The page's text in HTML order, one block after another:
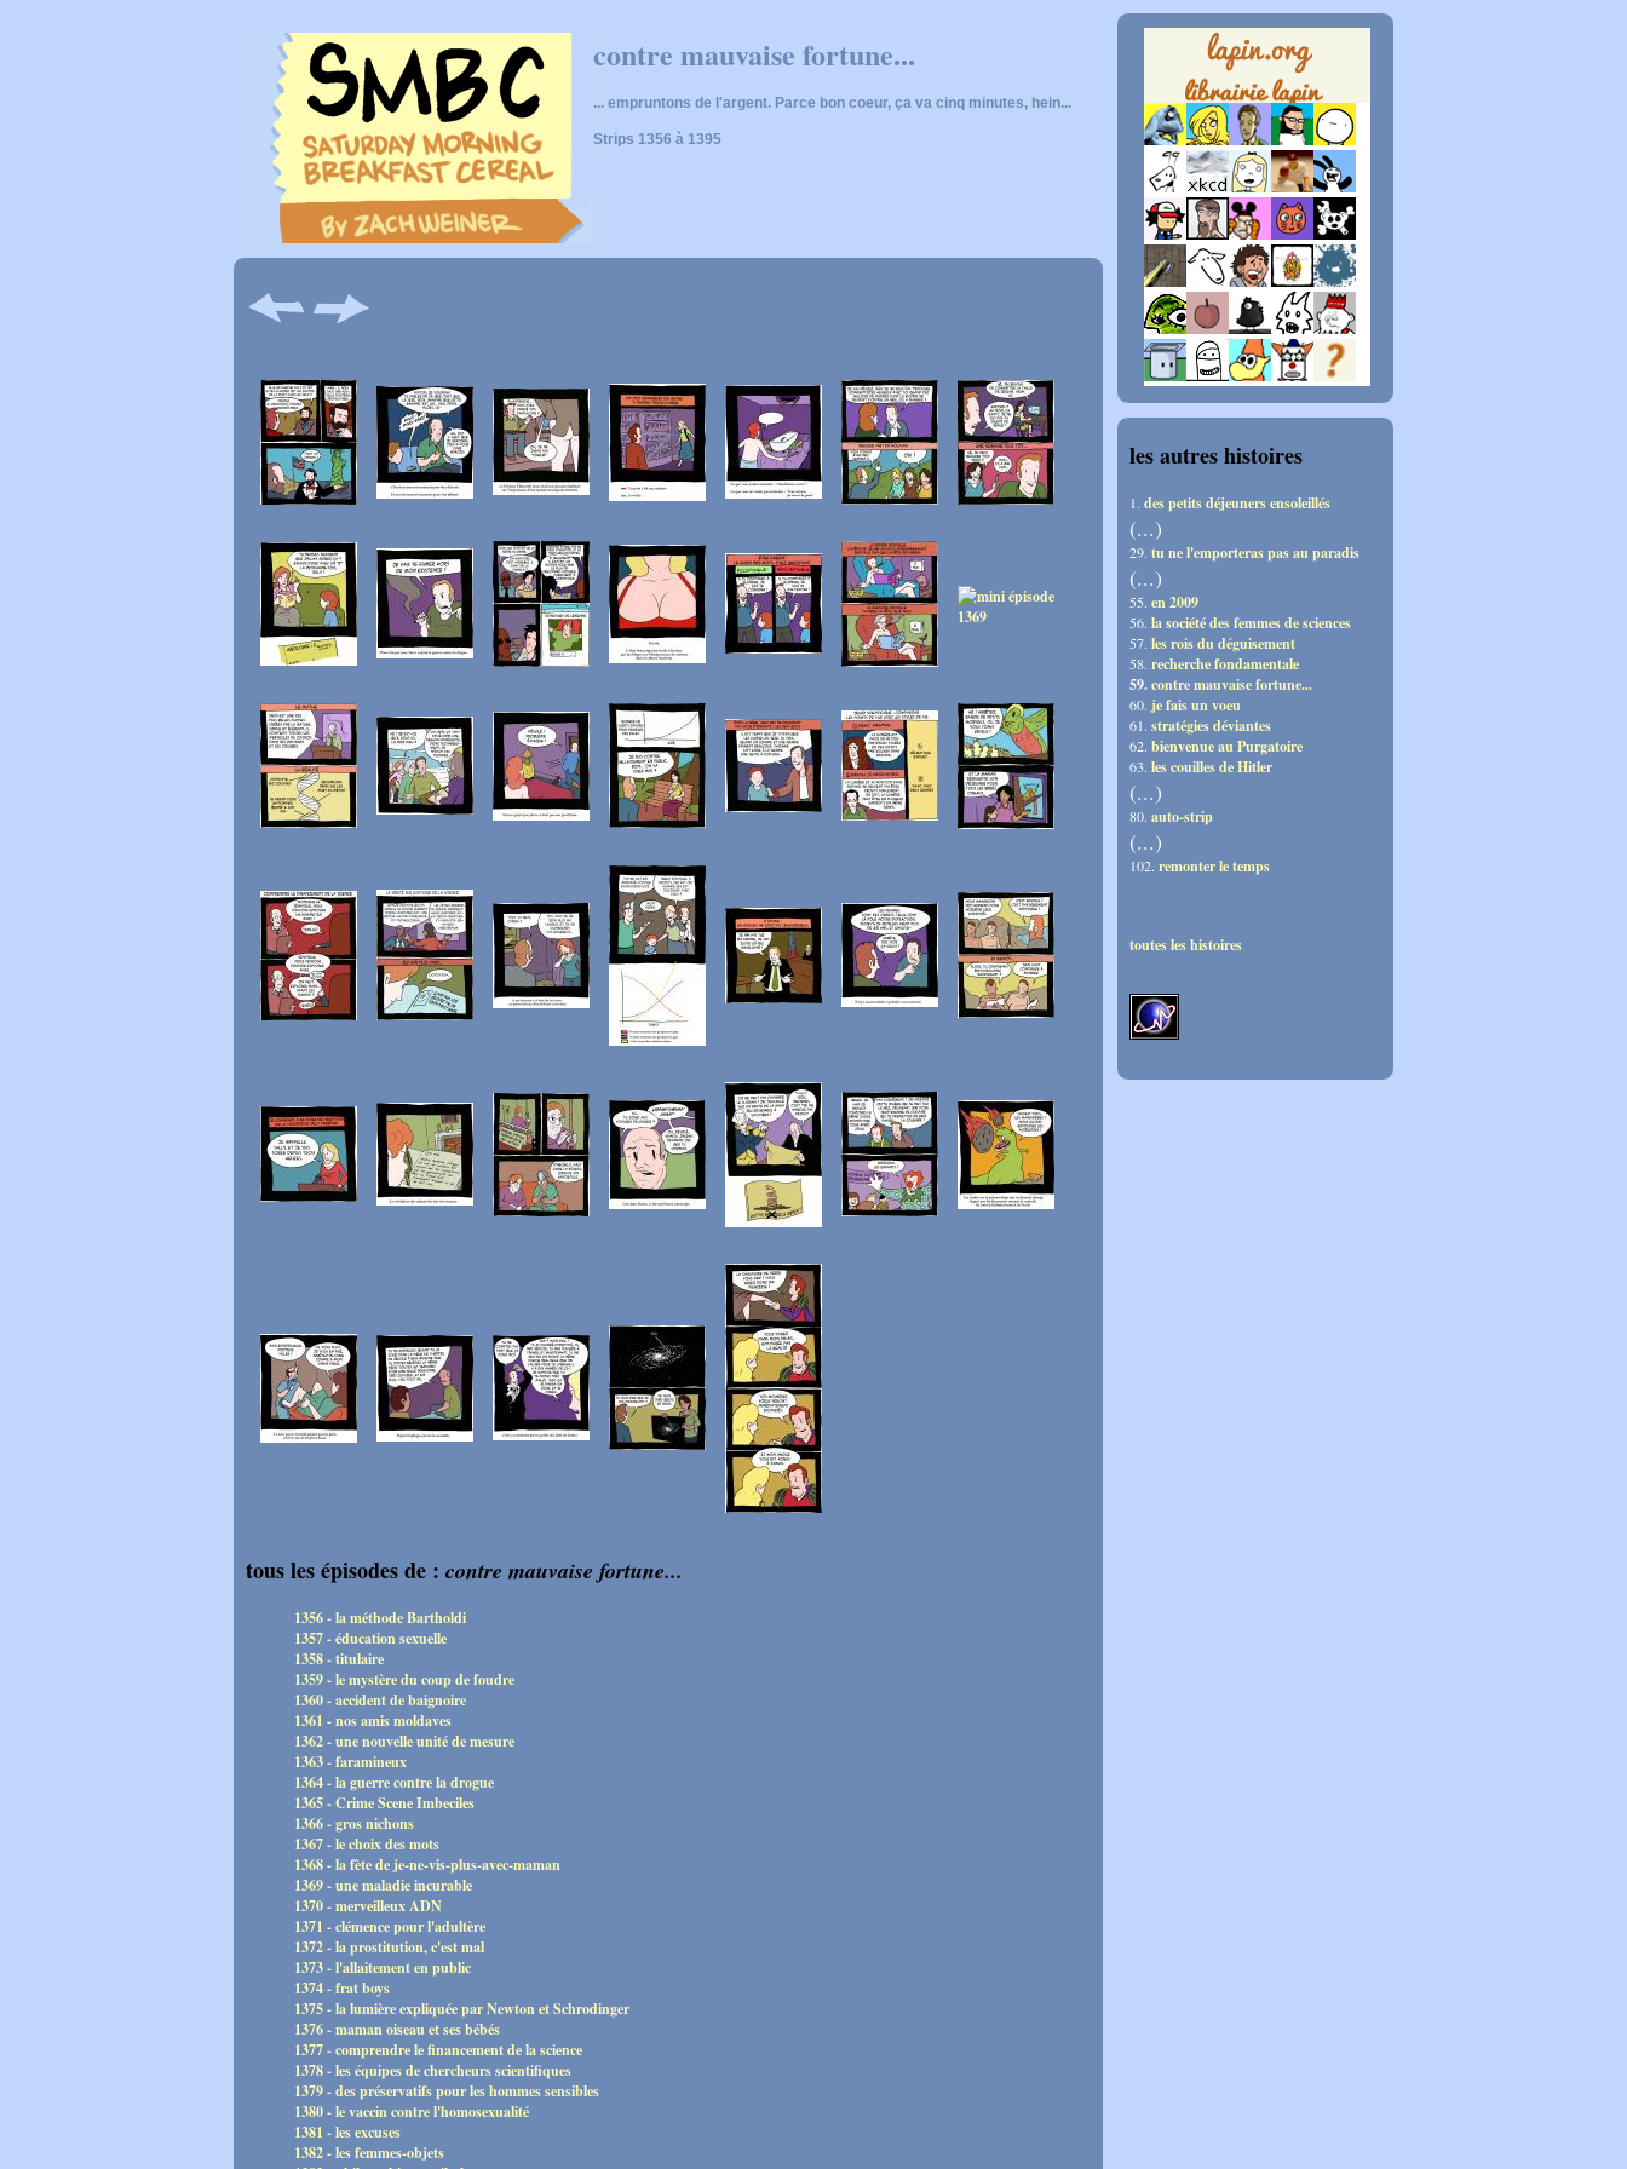
contre mauvaise fortune...
... empruntons de l'argent. Parce bon coeur, ça va cinq minutes, hein...
Strips 1356 à 1395
tous les épisodes de : contre mauvaise fortune...
1356 - la méthode Bartholdi
1357 - éducation sexuelle
1358 - titulaire
1359 - le mystère du coup de foudre
1360 - accident de baignoire
1361 - nos amis moldaves
1362 - une nouvelle unité de mesure
1363 - faramineux
1364 - la guerre contre la drogue
1365 - Crime Scene Imbeciles
1366 - gros nichons
1367 - le choix des mots
1368 - la fète de je-ne-vis-plus-avec-maman
1369 - une maladie incurable
1370 - merveilleux ADN
1371 - clémence pour l'adultère
1372 - la prostitution, c'est mal
1373 - l'allaitement en public
1374 - frat boys
1375 - la lumière expliquée par Newton et Schrodinger
1376 - maman oiseau et ses bébés
1377 - comprendre le financement de la science
1378 - les équipes de chercheurs scientifiques
1379 - des préservatifs pour les hommes sensibles
1380 - le vaccin contre l'homosexualité
1381 - les excuses
1382 - les femmes-objets
les autres histoires
1. des petits déjeuners ensoleillés
(...)
29. tu ne l'emporteras pas au paradis
(...)
55. en 2009
56. la société des femmes de sciences
57. les rois du déguisement
58. recherche fondamentale
59.contre mauvaise fortune...
60. je fais un voeu
61. stratégies déviantes
62. bienvenue au Purgatoire
63. les couilles de Hitler
(...)
80. auto-strip
(...)
102. remonter le temps
toutes les histoires